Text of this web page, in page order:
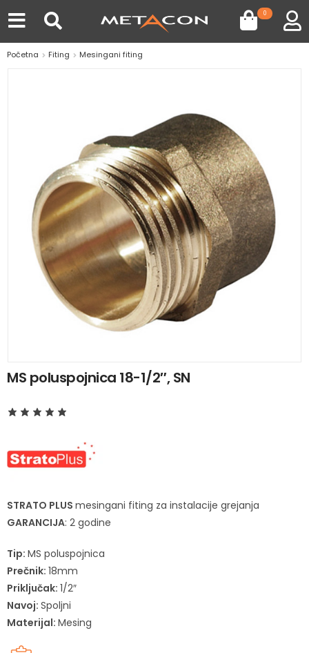
0
Početna Fiting Mesingani fiting
MS poluspojnica 18-1/2″, SN
STRATO PLUS mesingani fiting za instalacije grejanja
GARANCIJA: 2 godine
Tip: MS poluspojnica
Prečnik: 18mm
Priključak: 1/2″
Navoj: Spoljni
Materijal: Mesing